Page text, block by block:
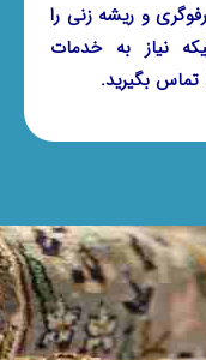
و ریشه زنی را
نیاز به خدمات
تماس بگیرید.